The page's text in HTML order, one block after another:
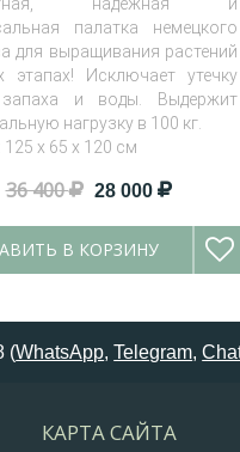
палатка немецкого
для выращивания растений
этапах! Исключает утечку
запаха и воды. Выдержит
нагрузку в 100 кг.
х 65 х 120 см
36 400 28 000
В КОРЗИНУ
(WhatsApp,Telegram,
КАРТА САЙТА